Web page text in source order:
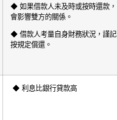
◆ 如果借款人未及時或按時還款，
會影響雙方的關係。
◆ 借款人考量自身財務狀況，謹記
按規定償還。
◆ 利息比銀⾏貸款⾼